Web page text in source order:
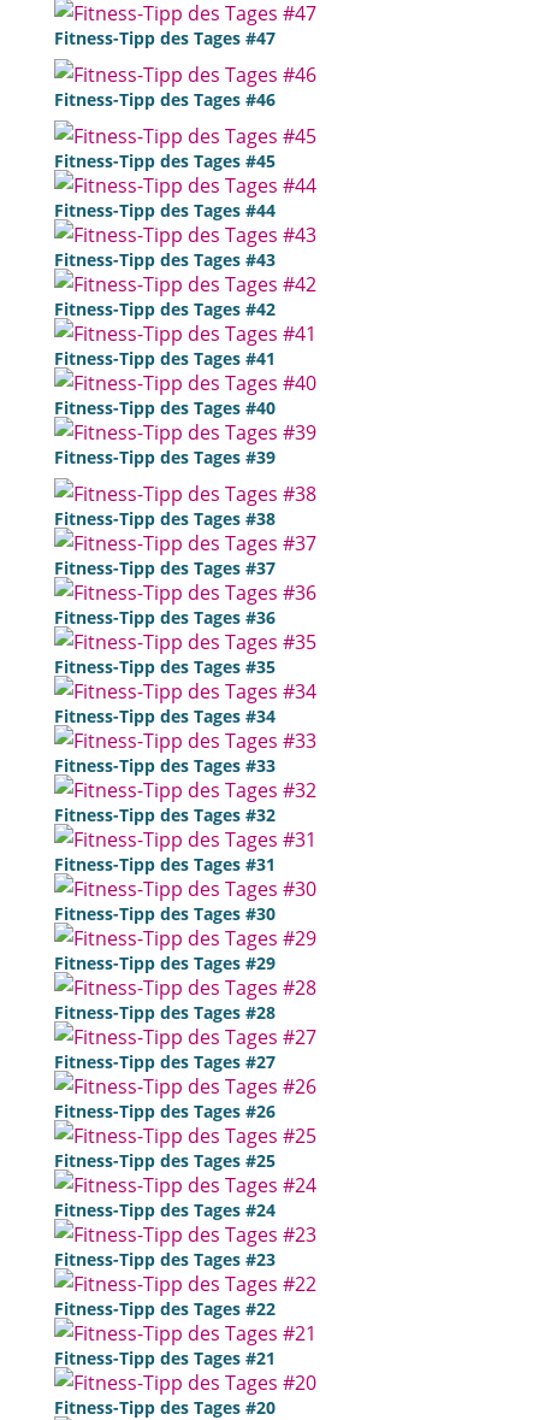
Fitness-Tipp des Tages #47
Fitness-Tipp des Tages #46
Fitness-Tipp des Tages #45
Fitness-Tipp des Tages #44
Fitness-Tipp des Tages #43
Fitness-Tipp des Tages #42
Fitness-Tipp des Tages #41
Fitness-Tipp des Tages #40
Fitness-Tipp des Tages #39
Fitness-Tipp des Tages #38
Fitness-Tipp des Tages #37
Fitness-Tipp des Tages #36
Fitness-Tipp des Tages #35
Fitness-Tipp des Tages #34
Fitness-Tipp des Tages #33
Fitness-Tipp des Tages #32
Fitness-Tipp des Tages #31
Fitness-Tipp des Tages #30
Fitness-Tipp des Tages #29
Fitness-Tipp des Tages #28
Fitness-Tipp des Tages #27
Fitness-Tipp des Tages #26
Fitness-Tipp des Tages #25
Fitness-Tipp des Tages #24
Fitness-Tipp des Tages #23
Fitness-Tipp des Tages #22
Fitness-Tipp des Tages #21
Fitness-Tipp des Tages #20